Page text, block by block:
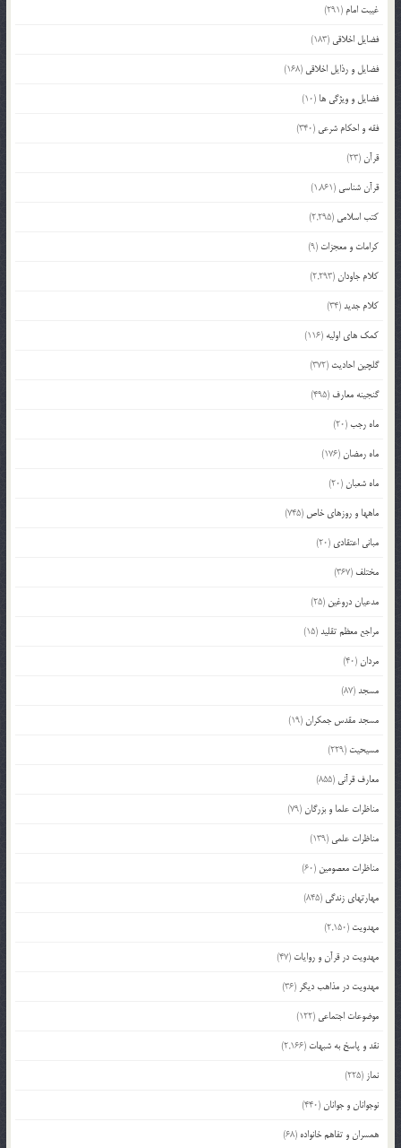
غیبت امام (291)
فضایل اخلاقی (183)
فضایل و رذایل اخلاقی (168)
فضایل و ویژگی ها (10)
فقه و احکام شرعی (340)
قرآن(23)
قرآن شناسی (1,861)
کتب اسلامی (2,295)
کرامات و معجزات (9)
کلام جاودان(2,293)
کلام جدید(34)
کمک های اولیه (116)
گلچین احادیث (372)
گنجینه معارف (495)
ماه رجب(20)
ماه رمضان(176)
ماه شعبان(20)
ماهها و روزهای خاص (745)
مبانی اعتقادی (20)
مختلف (367)
مدعیان دروغین (25)
مراجع معظم تقلید(15)
مردان(40)
مسجد(87)
مسجد مقدس جمکران(19)
مسیحیت (229)
معارف قرآنی (855)
مناظرات علما و بزرگان(79)
مناظرات علمی (139)
مناظرات معصومین (60)
مهارتهای زندگی (845)
مهدویت (2,150)
مهدویت در قرآن و روایات (47)
مهدویت در مذاهب دیگر (36)
موضوعات اجتماعی (122)
نقد و پاسخ به شبهات (2,166)
نماز (225)
نوجوانان و جوانان(440)
همسران و تفاهم خانواده (68)